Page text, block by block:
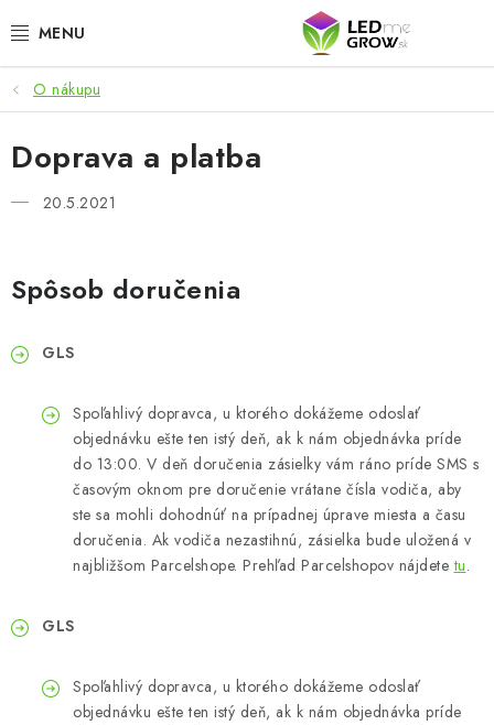
na
AKCIE
LED OSVETLENIE PRE RASTLINY
PESTOVATEĽSKÉ POTREBY
Hodnotenie obchodu O nákupu Blog
Obchodné podmienky
Podmienky o ochrane osobných údajov
O nákupu
Doprava a platba
20.5.2021
Spôsob doručenia
GLS
Spoľahlivý dopravca, u ktorého dokážeme odoslať
objednávku ešte ten istý deň, ak k nám objednávka príde
do 13:00. V deň doručenia zásielky vám ráno príde SMS s
časovým oknom pre doručenie vrátane čísla vodiča, aby
ste sa mohli dohodnúť na prípadnej úprave miesta a času
doručenia. Ak vodiča nezastihnú, zásielka bude uložená v
najbližšom Parcelshope. Prehľad Parcelshopov nájdetetu.
GLS
Spoľahlivý dopravca, u ktorého dokážeme odoslať
objednávku ešte ten istý deň, ak k nám objednávka príde